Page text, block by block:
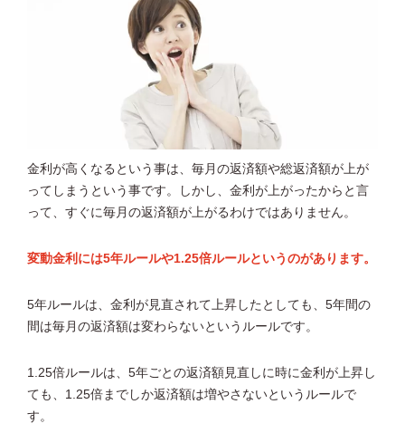
金利が高くなるという事は、毎月の返済額や総返済額が上が
ってしまうという事です。しかし、金利が上がったからと言
って、すぐに毎月の返済額が上がるわけではありません。
変動金利には5年ルールや1.25倍ルールというのがあります。
5年ルールは、金利が見直されて上昇したとしても、5年間の
間は毎月の返済額は変わらないというルールです。
1.25倍ルールは、5年ごとの返済額見直しに時に金利が上昇し
ても、1.25倍までしか返済額は増やさないというルールで
す。